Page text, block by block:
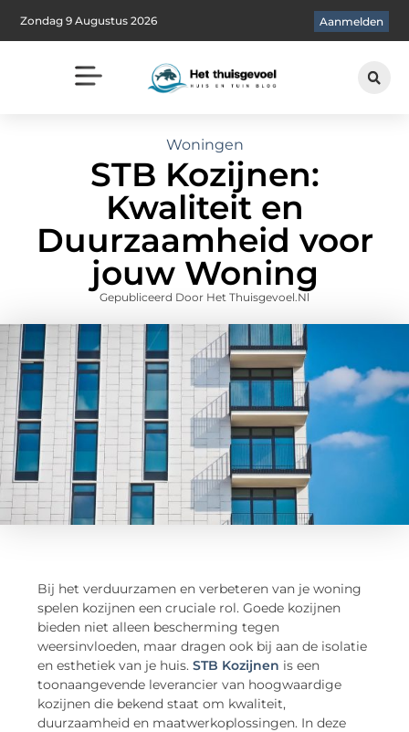
Zondag 9 Augustus 2026 Aanmelden
Woningen
STB Kozijnen:
Kwaliteit en
Duurzaamheid voor
jouw Woning
Gepubliceerd Door Het Thuisgevoel.nl
Bij het verduurzamen en verbeteren van je woning
spelen kozijnen een cruciale rol. Goede kozijnen
bieden niet alleen bescherming tegen
weersinvloeden, maar dragen ook bij aan de isolatie
en esthetiek van je huis.STB Kozijnen is een
toonaangevende leverancier van hoogwaardige
kozijnen die bekend staat om kwaliteit,
duurzaamheid en maatwerkoplossingen. In deze